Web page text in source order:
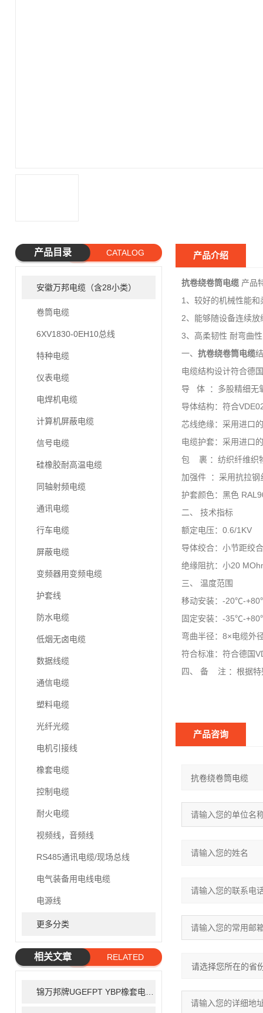
产品目录 CATALOG
安徽万邦电缆（含28小类）
卷筒电缆
6XV1830-0EH10总线
特种电缆
仪表电缆
电焊机电缆
计算机屏蔽电缆
信号电缆
硅橡胶耐高温电缆
同轴射频电缆
通讯电缆
行车电缆
屏蔽电缆
变频器用变频电缆
护套线
防水电缆
低烟无卤电缆
数据线缆
通信电缆
塑料电缆
光纤光缆
电机引接线
橡套电缆
控制电缆
耐火电缆
视频线，音频线
RS485通讯电缆/现场总线
电气装备用电线电缆
电源线
更多分类
相关文章
RELATED
产品介绍
抗卷绕卷筒电缆 产品
1、较好的机械性能
2、能够随设备连续
3、高柔韧性 耐弯曲
一、 抗卷绕卷筒电缆
电缆结构设计符合德
导 体 ：多股精细无
导体结构：符合
芯线绝缘：采用进口
电缆护套：采用进口
包 裹 ：纺织纤维织
加强件 ：采用抗拉钢
护套颜色：黑色
二、 技术指标
额定电压：0.6/1KV
导体绞合：小节距绞
绝缘阻抗：小20
三、 温度范围
移动安装：-20℃-
固定安装：-35℃-
弯曲半径：8×电缆外
符合标准：符合德国
四、 备 注 ：根据特
产品咨询